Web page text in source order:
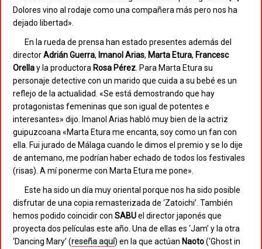
Dolores vino al rodaje como una compañera más pero nos ha
dejado libertad».
En la rueda de prensa han estado presentes además del
directorAdrián Guerra, Imanol Arias, Marta Etura, Francesc
Orellay la productora Rosa Pérez. Para Marta Etura su
personaje detective con un marido que cuida a su bebé es un
reflejo de la actualidad. «Se está demostrando que hay
protagonistas femeninas que son igual de potentes e
interesantes» dijo. Imanol Arias habló muy bien de la actriz
guipuzcoana «Marta Etura me encanta, soy como un fan con
ella. Fui jurado de Málaga cuando le dimos el premio y se lo dije
de antemano, me podrían haber echado de todos los festivales
(risas). A mí ponerme con Marta Etura me pone».
Este ha sido un día muy oriental porque nos ha sido posible
disfrutar de una copia remasterizada de ‘Zatoichi’. También
hemos podido coincidir con SABUel director japonés que
proyecta dos películas este año. Una de ellas es ‘Jam’ y la otra
‘Dancing Mary’ (reseña aquí) en la que actúan Naoto(‘Ghost in